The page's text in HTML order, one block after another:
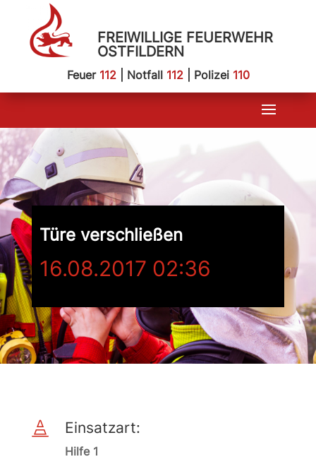
FREIWILLIGE FEUERWEHR
OSTFILDERN
Feuer 112| Notfall 112| Polizei 110
Türe verschließen
16.08.2017 02:36
 Einsatzart:
Hilfe 1